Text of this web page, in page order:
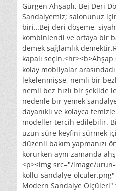
Gürgen Ahşaplı, Bej Deri
Sandalyemiz; salonunuz
biri…Bej deri döşeme,
kombinlendi ve ortaya bir
demek sağlamlık
kapalı
kolay mobilyalar
lekelenmişse, nemli bir
nemli bez hızlı bir şekilde
nedenle bir yemek
dayanıklı ve kolayca
modeller tercih edilebilir.
uzun süre keyfini sürmek
düzenli bakım yapmanızı
korurken aynı zamanda
<p><img src="/image/
kollu-sandalye-
Modern Sandalye Ölçüleri"